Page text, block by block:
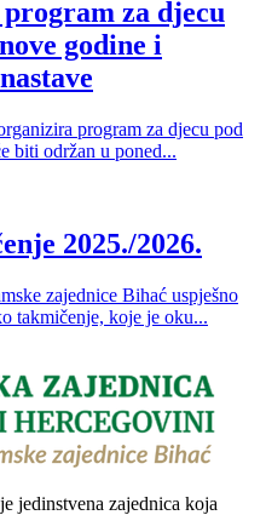
za djecu
godine i
program za djecu pod
biti održan u poned...
2025./2026.
zajednice Bihać uspješno
takmičenje, koje je oku...
jedinstvena zajednica koja